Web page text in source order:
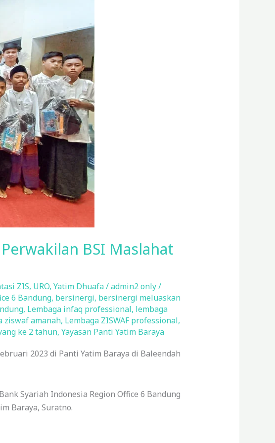
BSI Maslahat
ZIS, URO, Yatim Dhuafa/admin2 only/
6 Bandung, bersinergi, bersinergi meluaskan
, Lembaga infaq professional, lembaga
ziswaf amanah, Lembaga ZISWAF professional,
ke 2 tahun, Yayasan Panti Yatim Baraya
2023 di Panti Yatim Baraya di Baleendah
Syariah Indonesia Region Office 6 Bandung
Baraya, Suratno.